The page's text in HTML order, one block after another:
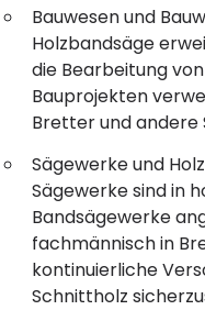
Bauwesen und
Holzbandsäge
die Bearbeitung
Bauprojekten
Bretter und
Sägewerke und
Sägewerke sind in
Bandsägewerke
fachmännisch in
kontinuierliche
Schnittholz